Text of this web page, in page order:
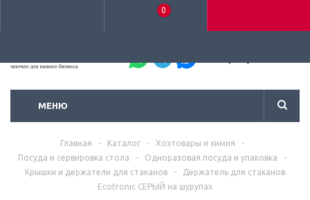
0
МЕНЮ
Главная - Каталог - Хозтовары и химия
-
Посуда и сервировка стола
- Одноразовая посуда и упаковка
-
Крышки и держатели для стаканов
-
Держатель для стаканов
Ecotronic СЕРЫЙ на шурупах